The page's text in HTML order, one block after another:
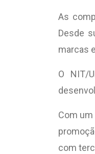
As
Desde
marcas
O NIT/
Com
com